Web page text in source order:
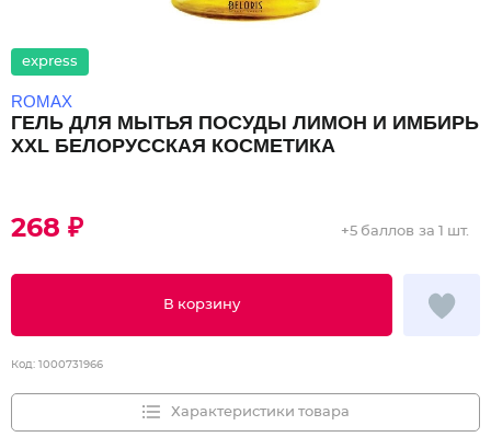
express
ROMAX
ГЕЛЬ ДЛЯ МЫТЬЯ ПОСУДЫ ЛИМОН И ИМБИРЬ
XXL БЕЛОРУССКАЯ КОСМЕТИКА
268 ₽
В корзину
+5 баллов за 1 шт.
Код: 1000731966
Характеристики товара